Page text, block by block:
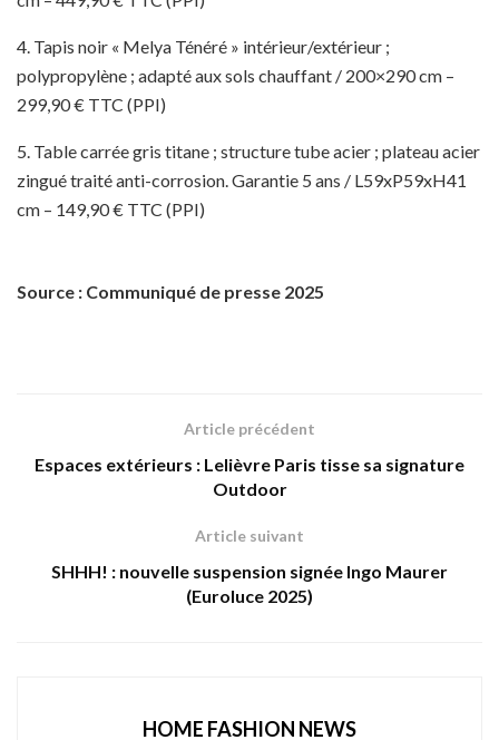
4. Tapis noir « Melya Ténéré » intérieur/extérieur ;
polypropylène ; adapté aux sols chauffant / 200×290 cm –
299,90 € TTC (PPI)
5. Table carrée gris titane ; structure tube acier ; plateau acier
zingué traité anti-corrosion. Garantie 5 ans / L59xP59xH41
cm – 149,90 € TTC (PPI)
Source : Communiqué de presse 2025
Article précédent
Espaces extérieurs : Lelièvre Paris tisse sa signature
Outdoor
Article suivant
SHHH! : nouvelle suspension signée Ingo Maurer
(Euroluce 2025)
HOME FASHION NEWS